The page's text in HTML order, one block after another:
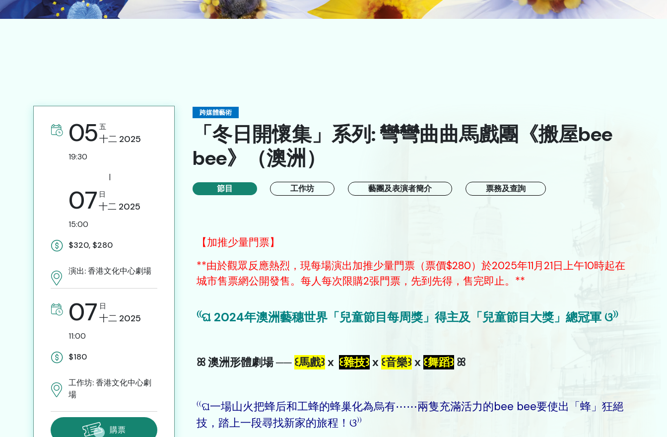
檔案室
聯絡我們
05 五
十二 2025
19:30
|
07 日
十二 2025
15:00
$320, $280
演出: 香港文化中心劇場
07 日
十二 2025
11:00
$180
工作坊: 香港文化中心劇
場
購票
跨媒體藝術
「冬日開懷集」系列: 彎彎曲曲馬戲團《搬屋bee
bee》（澳洲）
節目 工作坊 藝團及表演者簡介 票務及查詢
【加推少量門票】
**由於觀眾反應熱烈，現每場演出加推少量門票（票價$280）於2025年11月21日上午10時起在
城市售票網公開發售。每人每次限購2張門票，先到先得，售完即止。**
⁽⁽ଘ 2024年澳洲藝穗世界「兒童節目每周獎」得主及「兒童節目大獎」總冠軍 ଓ⁾⁾
ꕤ 澳洲形體劇場 ── ꒰馬戲꒱ x ꒰雜技꒱ x ꒰音樂꒱ x ꒰舞蹈꒱ ꕤ
⁽⁽ଘ一場山火把蜂后和工蜂的蜂巢化為烏有⋯⋯兩隻充滿活力的bee bee要使出「蜂」狂絕
技，踏上一段尋找新家的旅程！ଓ⁾⁾